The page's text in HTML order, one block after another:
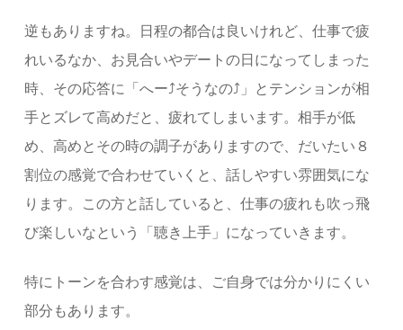
逆もありますね。日程の都合は良いけれど、仕事で疲
れいるなか、お見合いやデートの日になってしまった
時、その応答に「へー⤴そうなの⤴」とテンションが相
手とズレて高めだと、疲れてしまいます。相手が低
め、高めとその時の調子がありますので、だいたい８
割位の感覚で合わせていくと、話しやすい雰囲気にな
ります。この方と話していると、仕事の疲れも吹っ飛
び楽しいなという「聴き上手」になっていきます。
特にトーンを合わす感覚は、ご自身では分かりにくい
部分もあります。